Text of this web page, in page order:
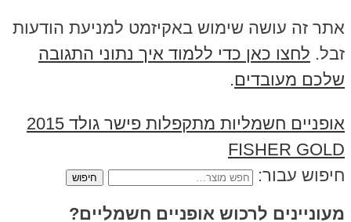
אתר זה עושה שימוש באקיזמט למניעת הודעות
זבל. לחצו כאן כדי ללמוד איך נתוני התגובה
שלכם מעובדים.
אופניים חשמליות מתקפלות פישר גולד 2015
FISHER GOLD
חיפוש עבור:
מעוניינים לרכוש אופניים חשמליים?